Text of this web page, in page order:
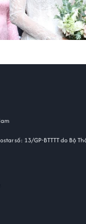
số: 13/GP-BTTTT do Bộ